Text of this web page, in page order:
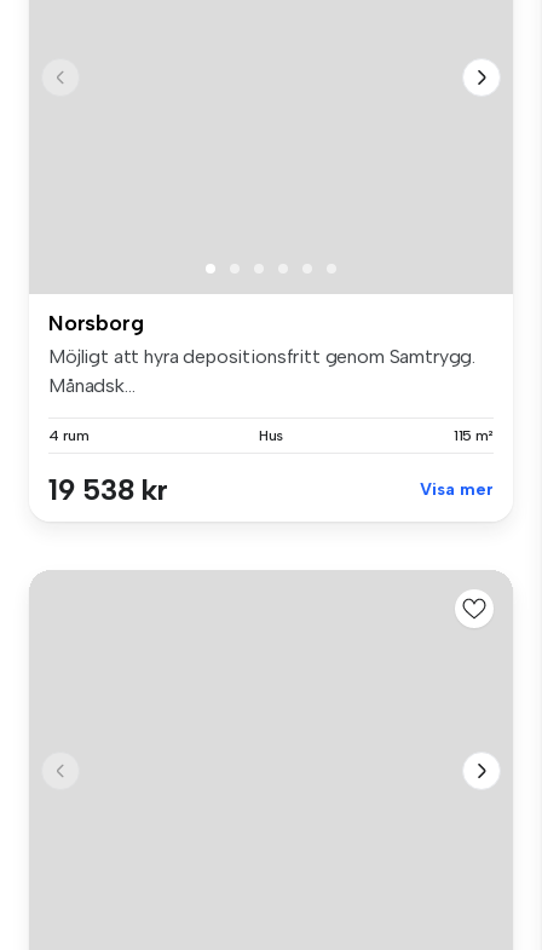
Norsborg
Möjligt att hyra depositionsfritt genom Samtrygg.
Månadsk...
4 rum Hus 115 m²
19 538 kr Visa mer